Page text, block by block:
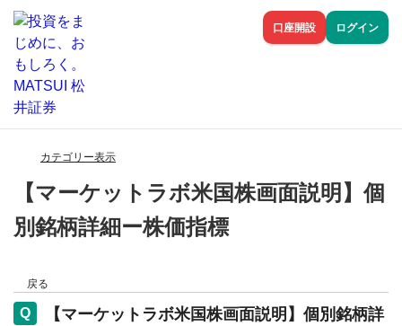
口座開設 ログイン
カテゴリー表示
【マーケットラボ米国株画面説明】個
別銘柄詳細ー株価指標
戻る
【マーケットラボ米国株画面説明】個別銘柄詳